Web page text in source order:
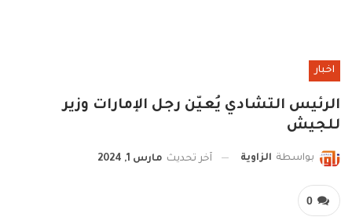
اخبار
الرئيس التشادي يُعيّن رجل الإمارات وزير
للجيش
بواسطة الزاوية آخر تحديث مارس 1, 2024
0